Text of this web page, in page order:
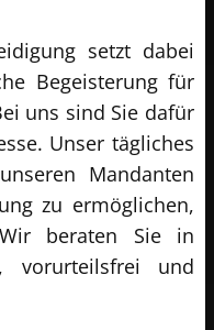
setzt dabei
Begeisterung für
uns sind Sie dafür
Unser tägliches
Mandanten
zu ermöglichen,
beraten Sie in
vorurteilsfrei und